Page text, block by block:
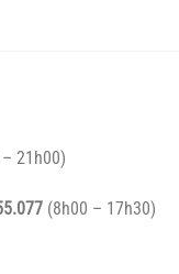
21h00)
(8h00 – 17h30)